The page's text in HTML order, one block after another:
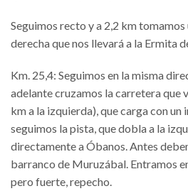
Seguimos recto y a 2,2 km tomamos
derecha que nos llevará a la Ermita
Km. 25,4: Seguimos en la misma
adelante cruzamos la carretera que
km a la izquierda), que carga con
seguimos la pista, que dobla a la
directamente a Óbanos. Antes
barranco de Muruzábal. Entramos
pero fuerte, repecho.